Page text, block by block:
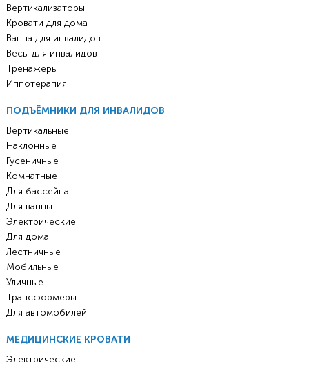
Вертикализаторы
Кровати для дома
Ванна для инвалидов
Весы для инвалидов
Тренажёры
Иппотерапия
ПОДЪЁМНИКИ ДЛЯ ИНВАЛИДОВ
Вертикальные
Наклонные
Гусеничные
Комнатные
Для бассейна
Для ванны
Электрические
Для дома
Лестничные
Мобильные
Уличные
Трансформеры
Для автомобилей
МЕДИЦИНСКИЕ КРОВАТИ
Электрические